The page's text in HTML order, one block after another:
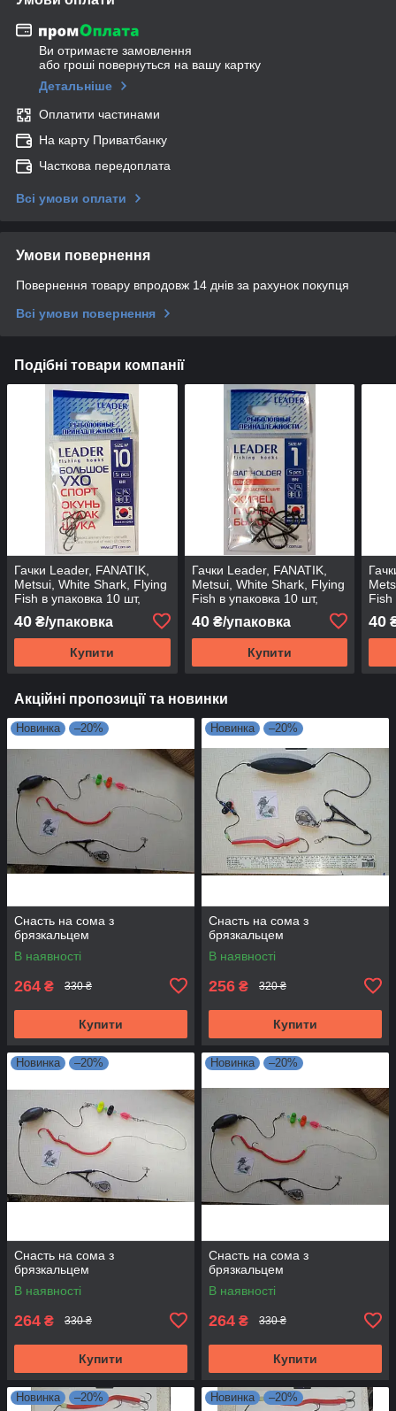
Ви отримаєте замовлення
або гроші повернуться на вашу картку
Детальніше
Оплатити частинами
На карту Приватбанку
Часткова передоплата
Всі умови оплати
Умови повернення
Повернення товару впродовж 14 днів за рахунок покупця
Всі умови повернення
Подібні товари компанії
Гачки Leader, FANATIK,
Metsui, White Shark, Flying
Fish в упаковка 10 шт,
40 ₴/упаковка
Купити
Гачки Leader, FANATIK,
Metsui, White Shark, Flying
Fish в упаковка 10 шт,
BAITHOLDER (Плюс), 10
40₴/упаковка
Купити
Fish
40
Акційні пропозиції та новинки
Новинка –20%
Снасть на сома з
брязкальцем
В наявності
264 ₴ 330 ₴
Купити
Новинка –20%
Снасть на сома з
брязкальцем
В наявності
256 ₴ 320 ₴
Купити
Новинка –20%
Снасть на сома з
брязкальцем
В наявності
264 ₴ 330 ₴
Купити
Новинка –20%
Снасть на сома з
брязкальцем
В наявності
264 ₴ 330 ₴
Купити
Новинка –20% Новинка –20%